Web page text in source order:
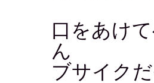
口をあけ
ん
ブサイク